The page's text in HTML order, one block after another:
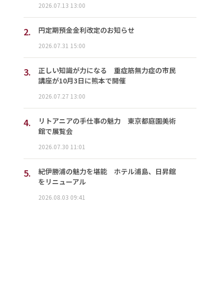
2026.07.13 13:00
2. 円定期預金金利改定のお知らせ
2026.07.31 15:00
3.
正しい知識が力になる 重症筋無力症の市民
講座が10月3日に熊本で開催
2026.07.27 13:00
4.
リトアニアの手仕事の魅力 東京都庭園美術
館で展覧会
2026.07.30 11:01
5.
紀伊勝浦の魅力を堪能 ホテル浦島、日昇館
をリニューアル
2026.08.03 09:41